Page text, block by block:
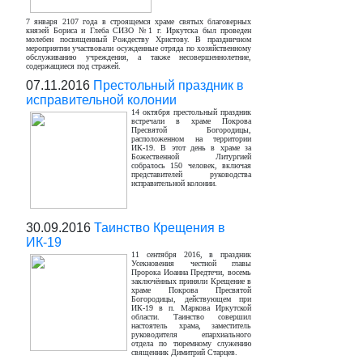
7 января 2107 года в строящемся храме святых благоверных
князей Бориса и Глеба СИЗО №1 г. Иркутска был проведен
молебен посвященный Рождеству Христову. В праздничном
мероприятии участвовали осужденные отряда по хозяйственному
обслуживанию учреждения, а также несовершеннолетние,
содержащиеся под стражей.
07.11.2016 Престольный праздник в
исправительной колонии
14 октября престольный праздник
встречали в храме Покрова
Пресвятой Богородицы,
расположенном на территории
ИК-19. В этот день в храме за
Божественной Литургией
собралось 150 человек, включая
представителей руководства
исправительной колонии.
30.09.2016 Таинство Крещения в
ИК-19
11 сентября 2016, в праздник
Усекновения честной главы
Пророка Иоанна Предтечи, восемь
заключённых приняли Крещение в
храме Покрова Пресвятой
Богородицы, действующем при
ИК-19 в п. Маркова Иркутской
области. Таинство совершил
настоятель храма, заместитель
руководителя епархиального
отдела по тюремному служению
священник Димитрий Старцев.